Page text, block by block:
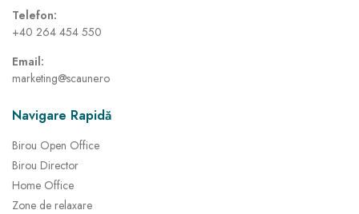
Telefon:
+40 264 454 550
Email:
marketing@scaune.ro
Navigare Rapidă
Birou Open Office
Birou Director
Home Office
Zone de relaxare